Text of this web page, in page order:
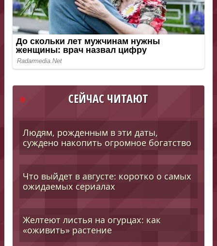
СЕЙЧАС ЧИТАЮТ
Людям, рожденным в эти даты,
суждено накопить огромное богатство
Что выйдет в августе: коротко о самых
ожидаемых сериалах
Желтеют листья на огурцах: как
«оживить» растение